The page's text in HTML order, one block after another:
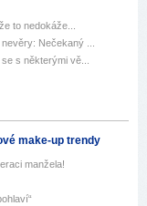
to nedokáže...
Nečekaný ...
s některými vě...
make-up trendy
manžela!